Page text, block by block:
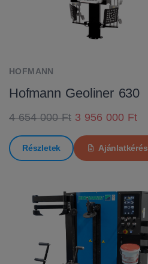
HOFMANN
Hofmann Geoliner 630
4 654 000 Ft 3 956 000 Ft
Részletek Ajánlatkérés